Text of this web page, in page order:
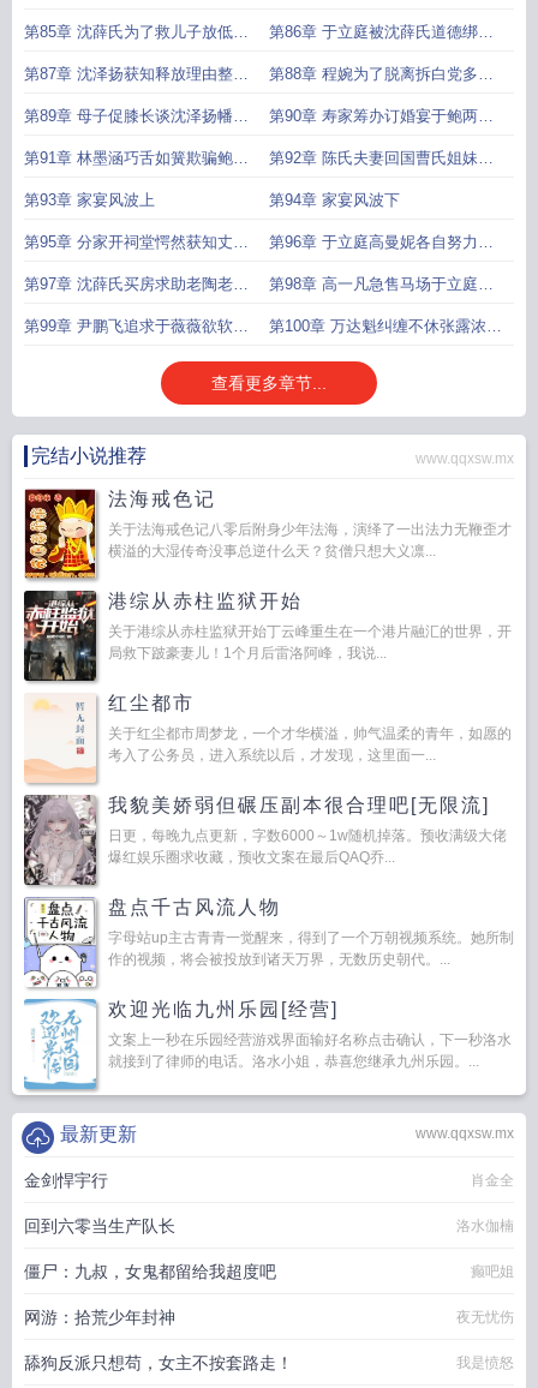
导致儿女彼此离心各有计较 察厅遭刁难遇陶爷
第85章 沈薛氏为了救儿子放低姿
态遇上碎嘴婆赖妈
第86章 于立庭被沈薛氏道德绑架
终是心软出谅解书
第87章 沈泽扬获知释放理由整个
人为之疯癫
第88章 程婉为了脱离拆白党多年
积蓄倾囊而出只为自由身
第89章 母子促膝长谈沈泽扬幡然
醒悟
第90章 寿家筹办订婚宴于鲍两家
夫妻各怀心思
第91章 林墨涵巧舌如簧欺骗鲍明
辉于立庭再次陷入母子矛盾
第92章 陈氏夫妻回国曹氏姐妹叙
旧情
第93章 家宴风波上 第94章 家宴风波下
第95章 分家开祠堂愕然获知丈夫
竟留有后手坟前含泪控诉
第96章 于立庭高曼妮各自努力寿
国良张韶华面临母亲催生
第97章 沈薛氏买房求助老陶老陶
对其渐生情愫
第98章 高一凡急售马场于立庭有
意买下
第99章 尹鹏飞追求于薇薇欲软饭
硬吃遭于薇薇疯狂打脸
第100章 万达魁纠缠不休张露浓不
堪其扰唯有寄情驻唱
查看更多章节...
完结小说推荐 www.qqxsw.mx
法海戒色记
关于法海戒色记八零后附身少年法海，演绎了一出法力无鞭歪才
横溢的大湿传奇没事总逆什么天？贫僧只想大义凛...
港综从赤柱监狱开始
关于港综从赤柱监狱开始丁云峰重生在一个港片融汇的世界，开
局救下跛豪妻儿！1个月后雷洛阿峰，我说...
红尘都市
关于红尘都市周梦龙，一个才华横溢，帅气温柔的青年，如愿的
考入了公务员，进入系统以后，才发现，这里面一...
我貌美娇弱但碾压副本很合理吧[无限流]
日更，每晚九点更新，字数6000～1w随机掉落。预收满级大佬
爆红娱乐圈求收藏，预收文案在最后QAQ乔...
盘点千古风流人物
字母站up主古青青一觉醒来，得到了一个万朝视频系统。她所制
作的视频，将会被投放到诸天万界，无数历史朝代。...
欢迎光临九州乐园[经营]
文案上一秒在乐园经营游戏界面输好名称点击确认，下一秒洛水
就接到了律师的电话。洛水小姐，恭喜您继承九州乐园。...
www.qqxsw.mx
最新更新
金剑悍宇行 肖金全
回到六零当生产队长 洛水伽楠
僵尸：九叔，女鬼都留给我超度吧 癫吧姐
网游：拾荒少年封神 夜无忧伤
舔狗反派只想苟，女主不按套路走！ 我是愤怒